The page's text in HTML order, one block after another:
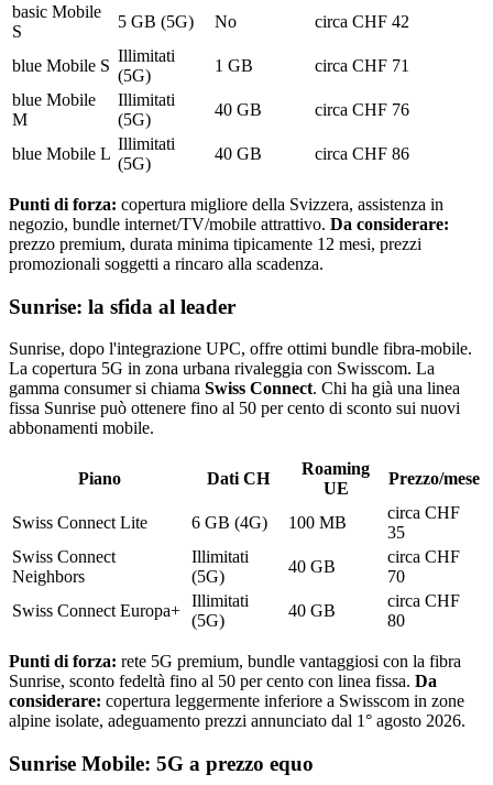
basic Mobile
S
5 GB (5G) No circa CHF 42
blue Mobile S
Illimitati
(5G)
1 GB
circa CHF 71
blue Mobile
M
Illimitati
(5G)
40 GB circa CHF 76
blue Mobile L
Illimitati
(5G)
40 GB circa CHF 86
Punti di forza: copertura migliore della Svizzera, assistenza in
negozio, bundle internet/TV/mobile attrattivo. Da considerare:
prezzo premium, durata minima tipicamente 12 mesi, prezzi
promozionali soggetti a rincaro alla scadenza.
Sunrise: la sfida al leader
Sunrise, dopo l'integrazione UPC, offre ottimi bundle fibra-mobile.
La copertura 5G in zona urbana rivaleggia con Swisscom. La
gamma consumer si chiama Swiss Connect. Chi ha già una linea
fissa Sunrise può ottenere fino al 50 per cento di sconto sui nuovi
abbonamenti mobile.
Piano Dati CH
Roaming
UE
Prezzo/mese
Swiss Connect Lite 6 GB (4G) 100 MB
circa CHF
35
Swiss Connect
Neighbors
Illimitati
(5G)
40 GB
circa CHF
70
Swiss Connect Europa+
Illimitati
(5G)
40 GB
circa CHF
80
Punti di forza: rete 5G premium, bundle vantaggiosi con la fibra
Sunrise, sconto fedeltà fino al 50 per cento con linea fissa. Da
considerare: copertura leggermente inferiore a Swisscom in zone
alpine isolate, adeguamento prezzi annunciato dal 1° agosto 2026.
Sunrise Mobile: 5G a prezzo equo